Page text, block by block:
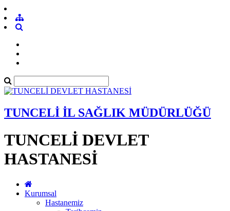
TUNCELİ İL SAĞLIK MÜDÜRLÜĞÜ
TUNCELİ DEVLET
HASTANESİ
Kurumsal
Hastanemiz